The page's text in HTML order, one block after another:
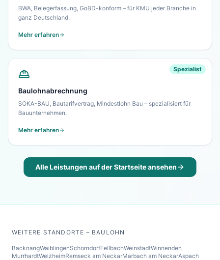
BWA, Belegerfassung, GoBD-konform – für KMU jeder Branche in
ganz Deutschland.
Mehr erfahren
Spezialist
Baulohnabrechnung
SOKA-BAU, Bautarifvertrag, Mindestlohn Bau – spezialisiert für
Bauunternehmen.
Mehr erfahren
Alle Leistungen auf der Startseite ansehen
WEITERE STANDORTE – BAULOHN
BacknangWaiblingenSchorndorfFellbachWeinstadtWinnenden
MurrhardtWelzheimRemseck am NeckarMarbach am NeckarAspach